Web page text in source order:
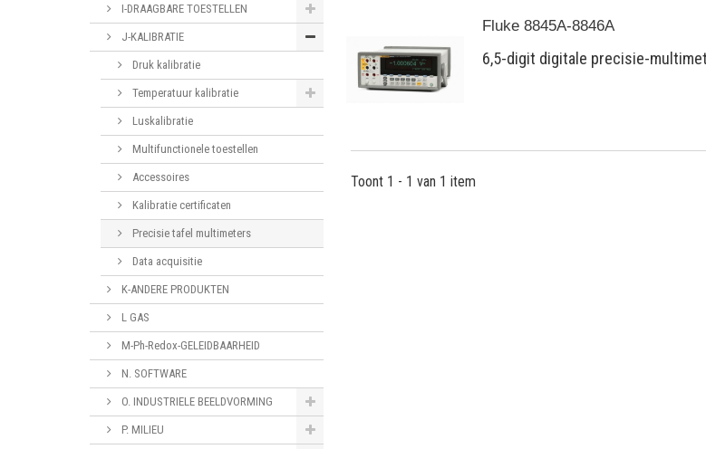
I-DRAAGBARE TOESTELLEN
J-KALIBRATIE
Druk kalibratie
Temperatuur kalibratie
Luskalibratie
Multifunctionele toestellen
Accessoires
Kalibratie certificaten
Precisie tafel multimeters
Data acquisitie
K-ANDERE PRODUKTEN
L GAS
M-Ph-Redox-GELEIDBAARHEID
N. SOFTWARE
O. INDUSTRIELE BEELDVORMING
P. MILIEU
Fluke 8845A-8846A
6,5-digit digitale precisie-
Toont 1 - 1 van 1 item